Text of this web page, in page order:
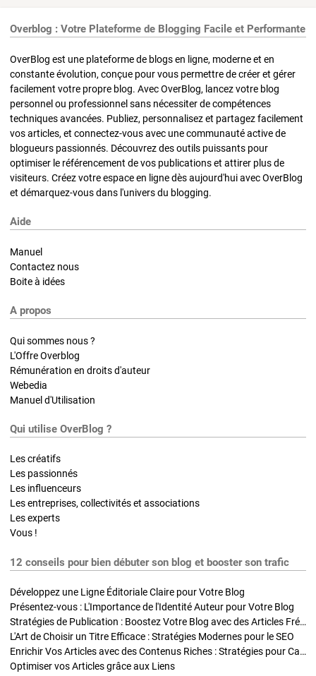
Overblog : Votre Plateforme de Blogging Facile et Performante
OverBlog est une plateforme de blogs en ligne, moderne et en
constante évolution, conçue pour vous permettre de créer et gérer
facilement votre propre blog. Avec OverBlog, lancez votre blog
personnel ou professionnel sans nécessiter de compétences
techniques avancées. Publiez, personnalisez et partagez facilement
vos articles, et connectez-vous avec une communauté active de
blogueurs passionnés. Découvrez des outils puissants pour
optimiser le référencement de vos publications et attirer plus de
visiteurs. Créez votre espace en ligne dès aujourd'hui avec OverBlog
et démarquez-vous dans l'univers du blogging.
Aide
Manuel
Contactez nous
Boite à idées
A propos
Qui sommes nous ?
L'Offre Overblog
Rémunération en droits d'auteur
Webedia
Manuel d'Utilisation
Qui utilise OverBlog ?
Les créatifs
Les passionnés
Les influenceurs
Les entreprises, collectivités et associations
Les experts
Vous !
12 conseils pour bien débuter son blog et booster son trafic
Développez une Ligne Éditoriale Claire pour Votre Blog
Présentez-vous : L'Importance de l'Identité Auteur pour Votre Blog
Stratégies de Publication : Boostez Votre Blog avec des Articles Fréquents et Exclusifs
L'Art de Choisir un Titre Efficace : Stratégies Modernes pour le SEO
Enrichir Vos Articles avec des Contenus Riches : Stratégies pour Captiver et Optimiser
Optimiser vos Articles grâce aux Liens